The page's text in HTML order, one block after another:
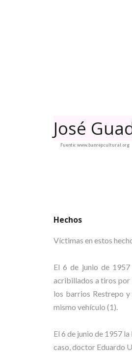
José
Fuente: www.banrepcultural.org
Hechos
Víctimas en estos
El 6 de junio de
acribillados a tiros por
los barrios Restrepo y
mismo vehículo (1).
El 6 de junio de 1957
caso, doctor Eduardo